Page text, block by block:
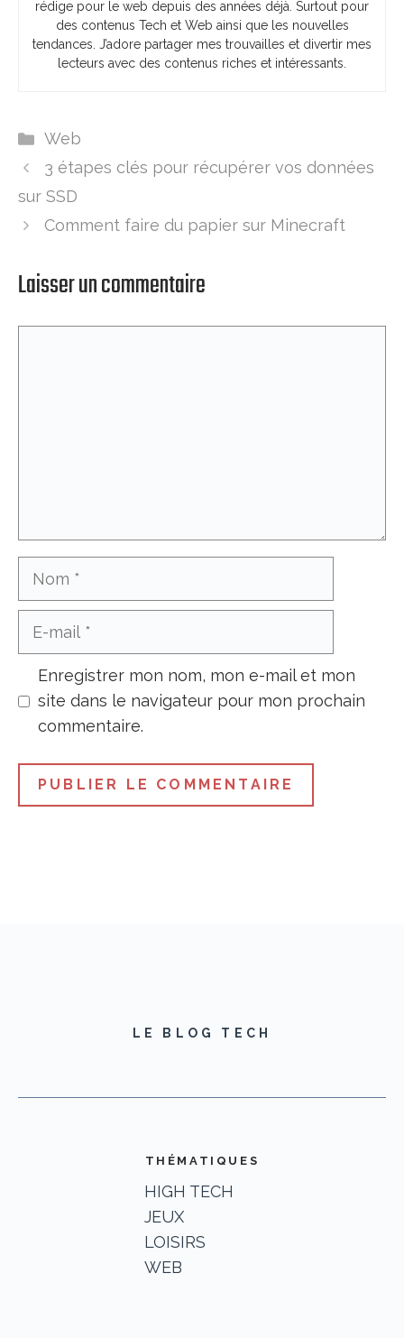
rédige pour le web depuis des années déjà. Surtout pour
des contenus Tech et Web ainsi que les nouvelles
tendances. J’adore partager mes trouvailles et divertir mes
lecteurs avec des contenus riches et intéressants.
Catégories
Web
3 étapes clés pour récupérer vos données
sur SSD
Comment faire du papier sur Minecraft
Laisser un commentaire
Nom
Enregistrer mon nom, mon e-mail et mon
site dans le navigateur pour mon prochain
commentaire.
LE BLOG TECH
THÉMATIQUES
HIGH TECH
JEUX
LOISIRS
WEB